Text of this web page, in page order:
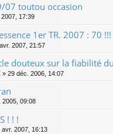
07 toutou occasion
17:39
1er TR. 2007 : 70 !!!
2007, 21:57
douteux sur la fiabilité
» 29 déc. 2006, 14:07
2005, 09:08
! ! !
avr. 2007, 16:13